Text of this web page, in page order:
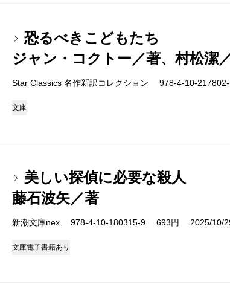
恐るべきこどもたち
ジャン・コクトー／著、村松潔
Star Classics 名作新訳コレクション 978-4-10-
文庫
美しい探偵に必要な殺人
藤石波矢／著
新潮文庫nex 978-4-10-180315-9 693円 2025/10/
文庫電子書籍あり